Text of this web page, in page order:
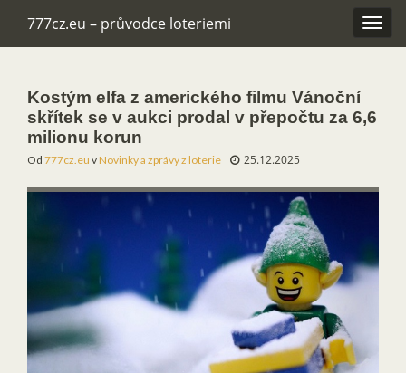
777cz.eu – průvodce loteriemi
Kostým elfa z amerického filmu Vánoční
skřítek se v aukci prodal v přepočtu za 6,6
milionu korun
Od 777cz.eu vNovinky a zprávy z loterie 25.12.2025